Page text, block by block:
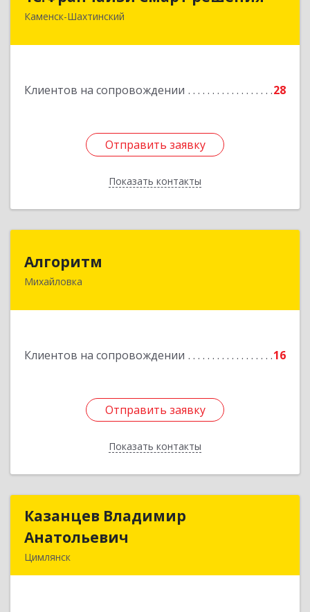
Каменск-Шахтинский
Клиентов на сопровождении 28
Отправить заявку
Показать контакты
347800, Ростовская обл, Каменск-Шахтинский г,
Отправить заявку
Назад
Алгоритм
Михайловка
Клиентов на сопровождении 16
Отправить заявку
Показать контакты
Отправить заявку
Назад
Казанцев Владимир
Анатольевич
Цимлянск
Казанцев Владимир